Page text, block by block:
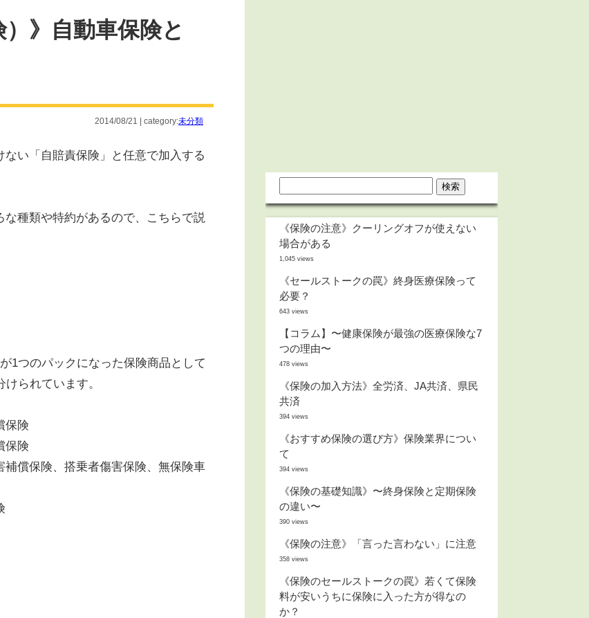
）》自動車保険と
2014/08/21 | category:未分類
い「自賠責保険」と任意で加入する
種類や特約があるので、こちらで説
1つのパックになった保険商品として
られています。
保険
保険
償保険、搭乗者傷害保険、無保険車
《保険の注意》クーリングオフが使えない
場合がある
1,045 views
《セールストークの罠》終身医療保険って
必要？
643 views
【コラム】〜健康保険が最強の医療保険な7
つの理由〜
478 views
《保険の加入方法》全労済、JA共済、県民
共済
394 views
《おすすめ保険の選び方》保険業界につい
て
394 views
《保険の基礎知識》〜終身保険と定期保険
の違い〜
390 views
《保険の注意》「言った言わない」に注意
358 views
《保険のセールストークの罠》若くて保険
料が安いうちに保険に入った方が得なの
か？